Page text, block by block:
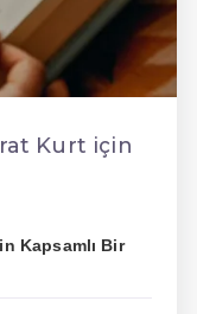
Kurt için
Kapsamlı Bir